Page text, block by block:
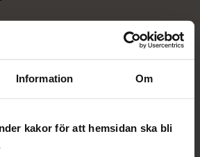
Information Om
kakor för att hemsidan ska bli
med frågan om hur mycket
sig till nya vanor som
sig under pandemin: hundar, flyttar
från arbetstagarna på att kunna
nya vanor. Men det kan inte vara